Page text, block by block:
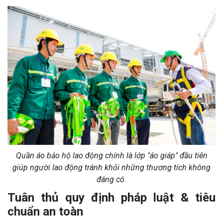
Quần áo bảo hộ lao động chính là lớp "áo giáp" đầu tiên
giúp người lao động tránh khỏi những thương tích không
đáng có.
Tuân thủ quy định pháp luật & tiêu
chuẩn an toàn